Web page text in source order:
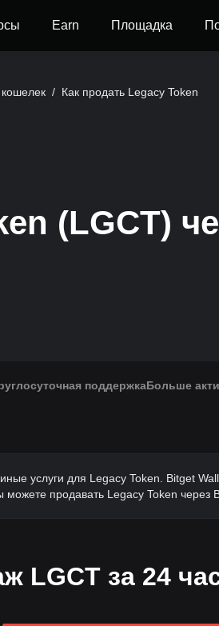
Earn Площадка
кошелек / Как продать Legacy Token
(LGCT)
поддержкаБольше
услуги для Legacy Token. Bitget
продавать Legacy Token через
LGCT за 24